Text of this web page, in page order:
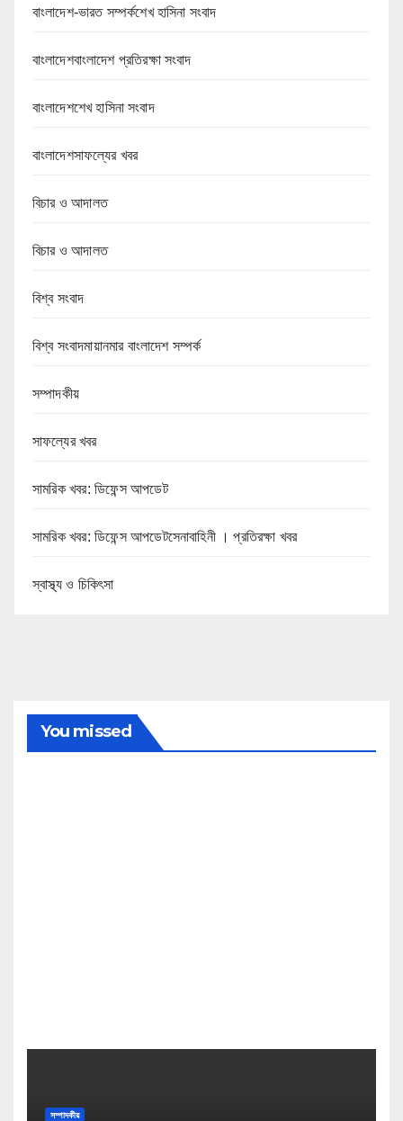
বাংলাদেশ-ভারত সম্পর্কশেখ হাসিনা সংবাদ
বাংলাদেশবাংলাদেশ প্রতিরক্ষা সংবাদ
বাংলাদেশশেখ হাসিনা সংবাদ
বাংলাদেশসাফল্যের খবর
বিচার ও আদালত
বিচার ও আদালত
বিশ্ব সংবাদ
বিশ্ব সংবাদমায়ানমার বাংলাদেশ সম্পর্ক
সম্পাদকীয়
সাফল্যের খবর
সামরিক খবর: ডিফেন্স আপডেট
সামরিক খবর: ডিফেন্স আপডেটসেনাবাহিনী । প্রতিরক্ষা খবর
স্বাস্থ্য ও চিকিৎসা
You missed
সম্পাদকীয়